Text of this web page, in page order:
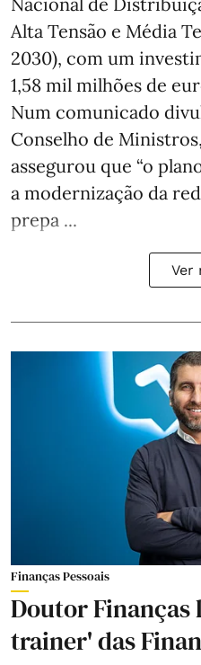
Alta Tensão e Média
2030), com um
1,58 mil milhões de
Num comunicado
Conselho de
assegurou que “o
a modernização da
prepa ...
Ver
Finanças Pessoais
Doutor Finanças
trainer' das